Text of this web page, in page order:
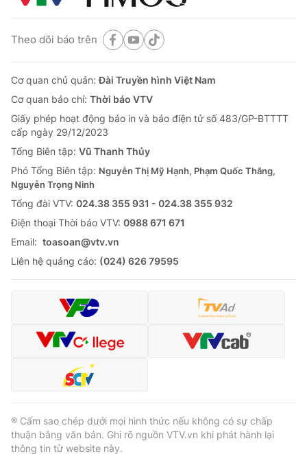
Theo dõi báo trên
Cơ quan chủ quản:Đài Truyền hình Việt Nam
Cơ quan báo chí: Thời báo VTV
Giấy phép hoạt động báo in và báo điện tử số 483/GP-BTTTT
cấp ngày 29/12/2023
Tổng Biên tập: Vũ Thanh Thủy
Phó Tổng Biên tập: Nguyễn Thị Mỹ Hạnh, Phạm Quốc Thắng,
Nguyễn Trọng Ninh
Tổng đài VTV: 024.38 355 931 - 024.38 355 932
Ðiện thoại Thời báo VTV: 0988 671 671
Email: toasoan@vtv.vn
Liên hệ quảng cáo: (024) 626 79595
® Cấm sao chép dưới mọi hình thức nếu không có sự chấp
thuận bằng văn bản. Ghi rõ nguồn VTV.vn khi phát hành lại
thông tin từ website này.